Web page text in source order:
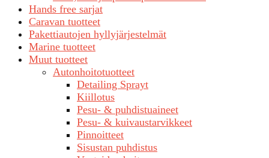
Hands free sarjat
Caravan tuotteet
Pakettiautojen hyllyjärjestelmät
Marine tuotteet
Muut tuotteet
Autonhoitotuotteet
Detailing Sprayt
Kiillotus
Pesu- & puhdistuaineet
Pesu- & kuivaustarvikkeet
Pinnoitteet
Sisustan puhdistus